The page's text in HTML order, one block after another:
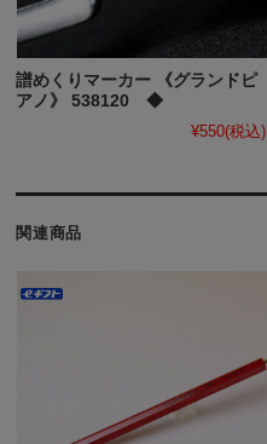
譜めくりマーカー 《グランドピ
アノ》 538120 ◆
¥550(税込)
関連商品